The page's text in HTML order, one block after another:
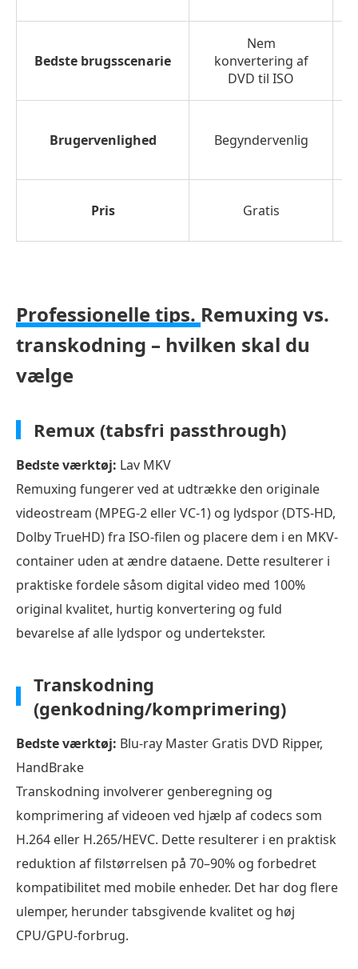
Bedste brugsscenarie
Nem
konvertering af
DVD til ISO
Brugervenlighed Begyndervenlig
Pris Gratis
Professionelle tips. Remuxing vs.
transkodning – hvilken skal du
vælge
Remux (tabsfri passthrough)
Bedste værktøj: Lav MKV
Remuxing fungerer ved at udtrække den originale
videostream (MPEG-2 eller VC-1) og lydspor (DTS-HD,
Dolby TrueHD) fra ISO-filen og placere dem i en MKV-
container uden at ændre dataene. Dette resulterer i
praktiske fordele såsom digital video med 100%
original kvalitet, hurtig konvertering og fuld
bevarelse af alle lydspor og undertekster.
Transkodning
(genkodning/komprimering)
Bedste værktøj: Blu-ray Master Gratis DVD Ripper,
HandBrake
Transkodning involverer genberegning og
komprimering af videoen ved hjælp af codecs som
H.264 eller H.265/HEVC. Dette resulterer i en praktisk
reduktion af filstørrelsen på 70–90% og forbedret
kompatibilitet med mobile enheder. Det har dog flere
ulemper, herunder tabsgivende kvalitet og høj
CPU/GPU-forbrug.